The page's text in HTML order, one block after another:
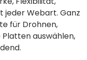
jeder Webart. Ganz
für Drohnen,
auswählen,